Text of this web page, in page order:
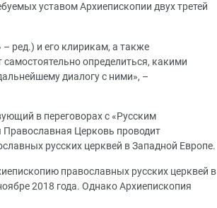
уставом Архиепископии двух третей
– ред.) и его клирикам, а также
определиться, какими
диалогу с ними», –
в переговорах с «Русским
Церковь проводит
русских церквей в Западной Европе.
православных русских церквей в
2018 года. Однако Архиепископия